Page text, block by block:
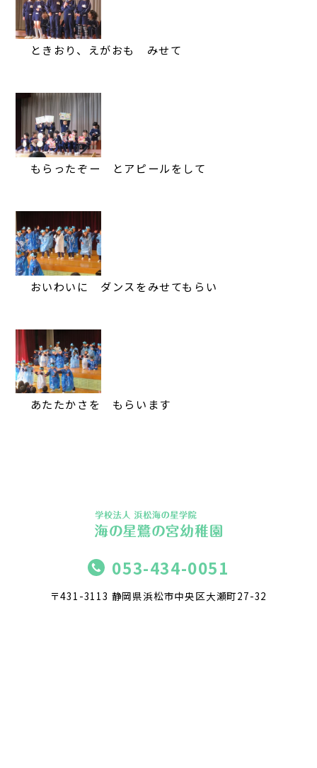
ときおり、えがおも みせて
もらったぞー とアピールをして
おいわいに ダンスをみせてもらい
あたたかさを もらいます
053-434-0051
〒431-3113 静岡県浜松市中央区大瀬町27-32